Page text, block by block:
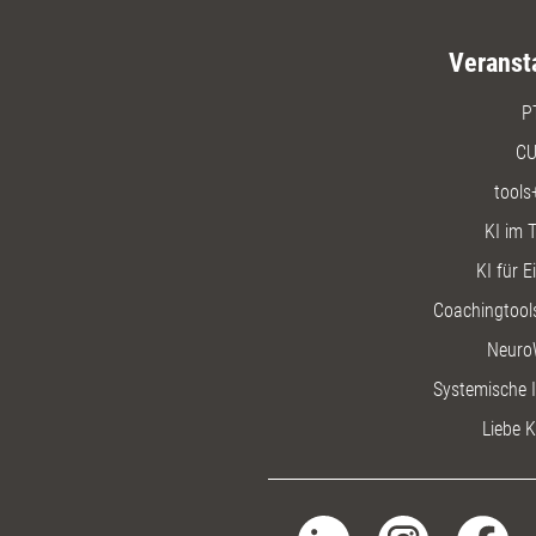
KI im
KI für
Systemische
Liebe